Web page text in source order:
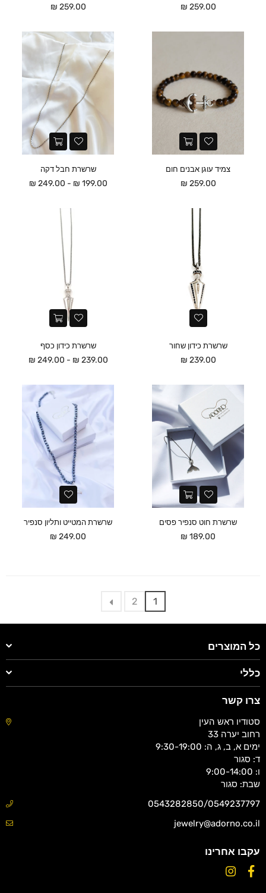
מחיר
259.00 ₪ מחיר
259.00 ₪
צמיד עוגן אבנים חום
מחיר
259.00 ₪
שרשרת חבל דקה
199.00 ₪ - 249.00 ₪
שרשרת כידון שחור
מחיר
239.00 ₪
שרשרת כידון כסף
239.00 ₪ - 249.00 ₪
שרשרת חוט סנפיר פסים
מחיר
189.00 ₪
שרשרת המטייט ותליון סנפיר
מחיר
249.00 ₪
1
2
כל המוצרים
כללי
צרו קשר
סטודיו ראש העין
רחוב יערה 33
ימים א, ב, ג, ה: 9:30-19:00
ד: סגור
ו: 9:00-14:00
שבת: סגור
0543282850/0549237797
jewelry@adorno.co.il
עקבו אחרינו
Facebook
Instagram